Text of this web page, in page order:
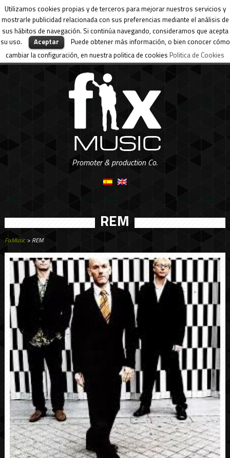
Utilizamos cookies propias y de terceros para mejorar nuestros servicios y
mostrarle publicidad relacionada con sus preferencias mediante el análisis de
sus hábitos de navegación. Si continúa navegando, consideramos que acepta
su uso.
Aceptar
Puede obtener más información, o bien conocer cómo
cambiar la configuración, en nuestra politica de cookies Politica de Cookies
Promoter & production Co.
REM
FixMusic> REM